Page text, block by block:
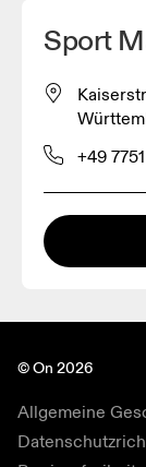
Sport
+49
© On 2026
Allgemeine